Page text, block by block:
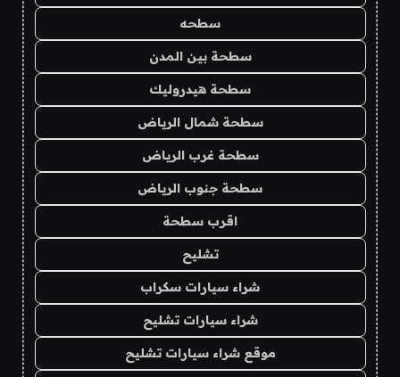
سطحه
سطحة بين المدن
سطحة هيدروليك
سطحة شمال الرياض
سطحة غرب الرياض
سطحة جنوب الرياض
اقرب سطحة
تشليح
شراء سيارات سكراب
شراء سيارات تشليح
موقع شراء سيارات تشليح